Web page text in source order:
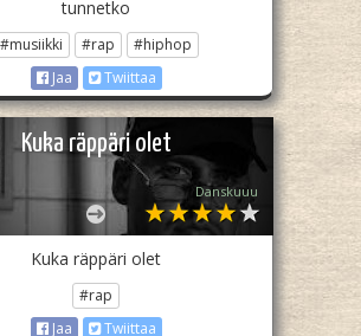
tunnetko
#musiikki #rap
#hiphop
Jaa
Twiittaa
Kuka räppäri olet
Danskuuu
Kuka räppäri olet
#rap
Jaa
Twiittaa